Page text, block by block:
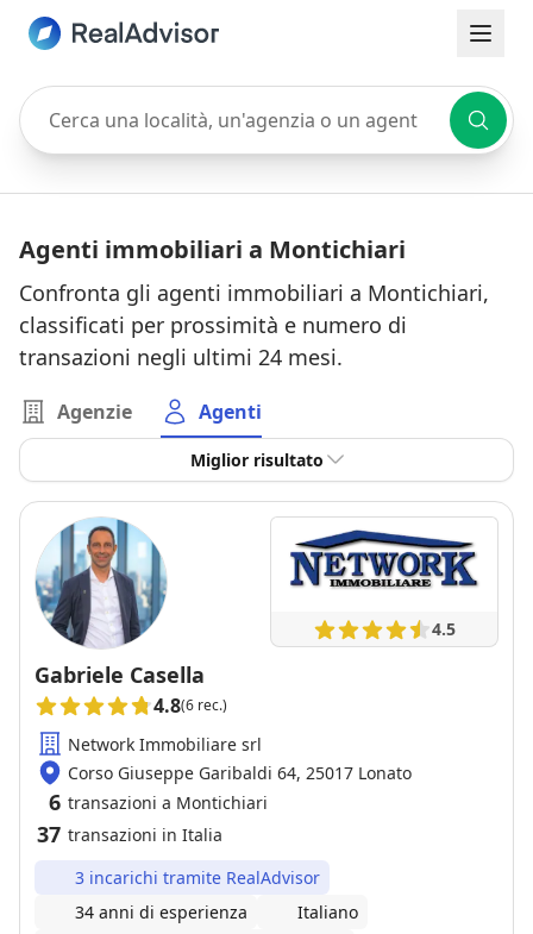
Cerca una località, un'agenzia o un agente
Agenti immobiliari a Montichiari
Confronta gli agenti immobiliari a Montichiari,
classificati per prossimità e numero di
transazioni negli ultimi 24 mesi.
Agenzie Agenti
Miglior risultato
4.5
Gabriele Casella
4.8(6 rec.)
Network Immobiliare srl
Corso Giuseppe Garibaldi 64, 25017 Lonato
6 transazioni a Montichiari
37 transazioni in Italia
3 incarichi tramite RealAdvisor
34 anni di esperienza
Italiano